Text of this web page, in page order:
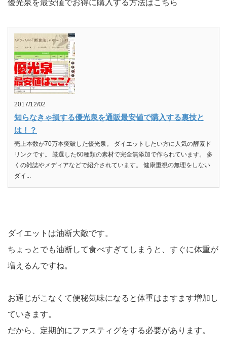
優光泉を最安値でお得に購入する方法はこちら
2017/12/02
知らなきゃ損する優光泉を通販最安値で購入する裏技と
は！？
売上本数が70万本突破した優光泉。 ダイエットしたい方に人気の酵素ド
リンクです。 厳選した60種類の素材で完全無添加で作られています。 多
くの雑誌やメディアなどで紹介されています。 健康重視の無理をしない
ダイ...
ダイエットは油断大敵です。
ちょっとでも油断して食べすぎてしまうと、すぐに体重が
増えるんですね。
お通じがこなくて便秘気味になると体重はますます増加し
ていきます。
だから、定期的にファスティグをする必要があります。